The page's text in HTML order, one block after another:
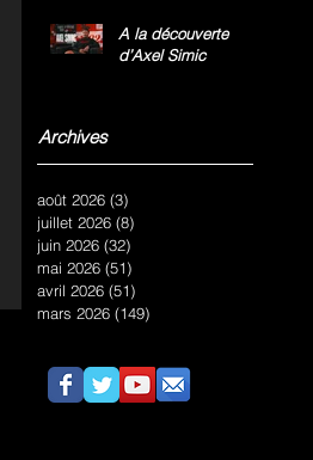
A la découverte
d’Axel Simic
Archives
août 2026 (3)
juillet 2026 (8)
juin 2026 (32)
mai 2026 (51)
avril 2026 (51)
mars 2026 (149)